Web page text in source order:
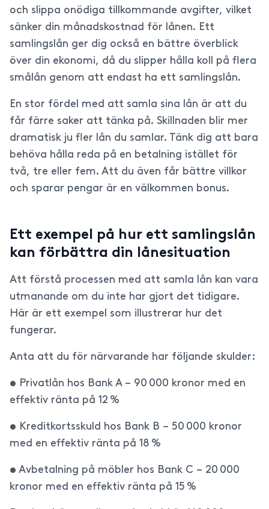
och slippa onödiga tillkommande avgifter, vilket
sänker din månadskostnad för lånen. Ett
samlingslån ger dig också en bättre överblick
över din ekonomi, då du slipper hålla koll på flera
smålån genom att endast ha ett samlingslån.
En stor fördel med att samla sina lån är att du
får färre saker att tänka på. Skillnaden blir mer
dramatisk ju fler lån du samlar. Tänk dig att bara
behöva hålla reda på en betalning istället för
två, tre eller fem. Att du även får bättre villkor
och sparar pengar är en välkommen bonus.
Ett exempel på hur ett samlingslån
kan förbättra din lånesituation
Att förstå processen med att samla lån kan vara
utmanande om du inte har gjort det tidigare.
Här är ett exempel som illustrerar hur det
fungerar.
Anta att du för närvarande har följande skulder:
• Privatlån hos Bank A – 90 000 kronor med en
effektiv ränta på 12 %
• Kreditkortsskuld hos Bank B – 50 000 kronor
med en effektiv ränta på 18 %
• Avbetalning på möbler hos Bank C – 20 000
kronor med en effektiv ränta på 15 %